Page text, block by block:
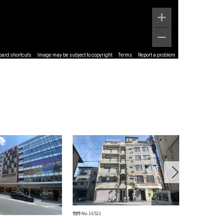
shortcuts Image may be subject to copyright Terms Report a problem
物件No.16521